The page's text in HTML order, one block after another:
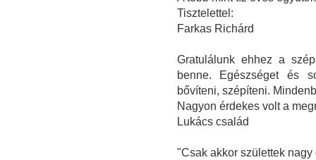
Tisztelettel:
Farkas Richárd
Gratulálunk ehhez a
benne. Egészséget és
bővíteni, szépíteni.
Nagyon érdekes volt a
Lukács család
"Csak akkor születtek nagy